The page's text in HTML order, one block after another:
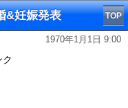
&妊娠発表 TOP
1970年1月1日 9:00